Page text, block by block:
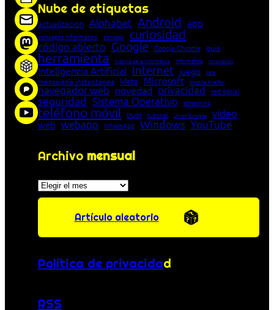
Nube de etiquetas
actualización Alphabet Android app
concepto informático consejo curiosidad
código abierto Google Google Chrome guía
herramienta historia de la Informática Informática innovación
Inteligencia Artificial Internet juego lista
mensajería instantánea Meta Microsoft Mozilla Firefox
navegador web novedad privacidad red social
seguridad Sistema Operativo streaming
teléfono móvil truco tutorial Unión Europea vídeo
web webapp WhatsApp Windows YouTube
Archivo mensual
Archivos
Artículo aleatorio
Política de privacidad
RSS